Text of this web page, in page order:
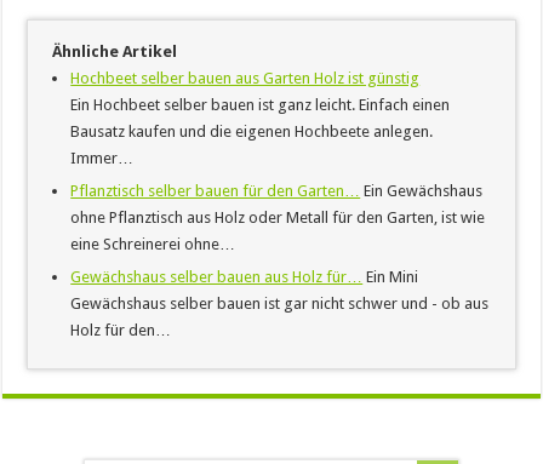
Ähnliche Artikel
Hochbeet selber bauen aus Garten Holz ist günstig
Ein Hochbeet selber bauen ist ganz leicht. Einfach einen
Bausatz kaufen und die eigenen Hochbeete anlegen.
Immer…
Pflanztisch selber bauen für den Garten…
Ein Gewächshaus
ohne Pflanztisch aus Holz oder Metall für den Garten, ist wie
eine Schreinerei ohne…
Gewächshaus selber bauen aus Holz für…
Ein Mini
Gewächshaus selber bauen ist gar nicht schwer und - ob aus
Holz für den…